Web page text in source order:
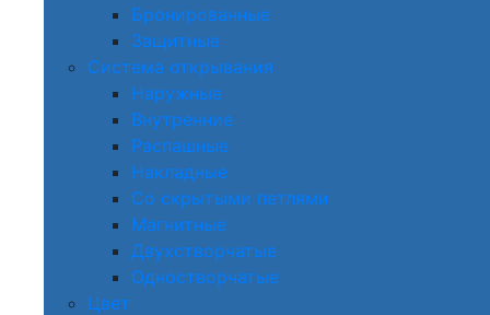
Бронированные
Защитные
Система открывания
Наружные
Внутренние
Распашные
Накладные
Со скрытыми петлями
Магнитные
Двухстворчатые
Одностворчатые
Цвет